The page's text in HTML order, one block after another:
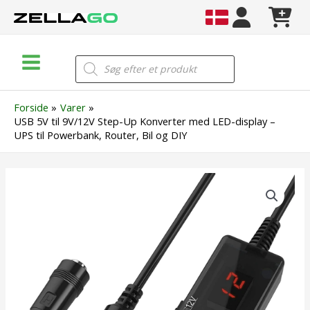
Menu
Products
search
Forside
Varer
USB 5V til 9V/12V Step-Up Konverter med LED-display –
UPS til Powerbank, Router, Bil og DIY
Konverter